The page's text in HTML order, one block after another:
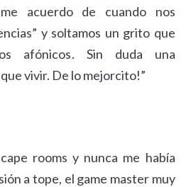
acuerdo de cuando nos
y soltamos un grito que
afónicos. Sin duda una
vivir. De lo mejorcito!”
rooms y nunca me había
a tope, el game master muy